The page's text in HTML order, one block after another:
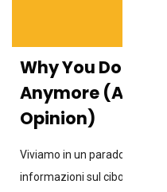
Why You Don’t
Anymore (And
Opinion)
Viviamo in un paradosso:
informazioni sul cibo, eppure